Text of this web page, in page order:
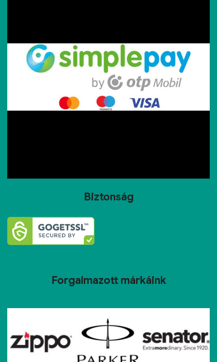
Biztonság
Forgalmazott márkáink